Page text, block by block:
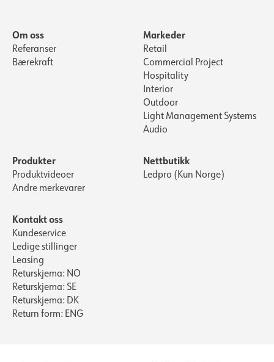
Om oss
Referanser
Bærekraft
Markeder
Retail
Commercial Project
Hospitality
Interior
Outdoor
Light Management Systems
Audio
Produkter
Produktvideoer
Andre merkevarer
Nettbutikk
Ledpro (Kun Norge)
Kontakt oss
Kundeservice
Ledige stillinger
Leasing
Returskjema: NO
Returskjema: SE
Returskjema: DK
Return form: ENG